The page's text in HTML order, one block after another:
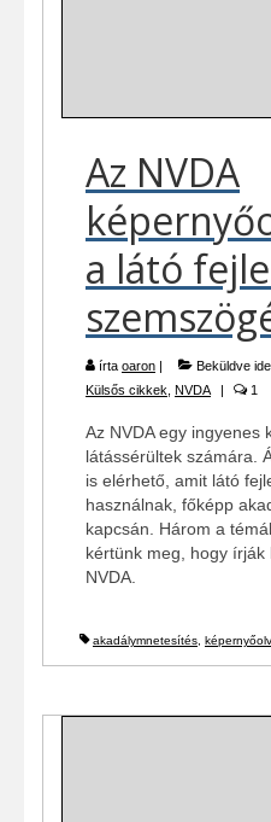
Az NVDA
a látó
írta oaron Beküldve
Külsős cikkek, NVDA 1
Az NVDA egy ingyenes
látássérültek számára.
is elérhető, amit látó
használnak, főképp
kapcsán. Három a
kértünk meg, hogy
NVDA.
akadálymnetesítés,